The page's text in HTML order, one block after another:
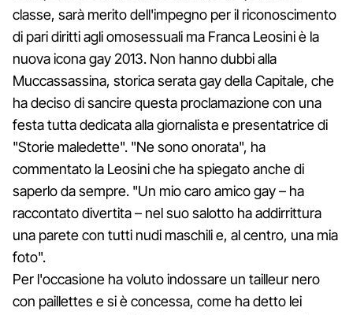
classe, sarà merito dell'impegno per il riconoscimento
di pari diritti agli omosessuali ma Franca Leosini è la
nuova icona gay 2013. Non hanno dubbi alla
Muccassassina, storica serata gay della Capitale, che
ha deciso di sancire questa proclamazione con una
festa tutta dedicata alla giornalista e presentatrice di
"Storie maledette". "Ne sono onorata", ha
commentato la Leosini che ha spiegato anche di
saperlo da sempre. "Un mio caro amico gay – ha
raccontato divertita – nel suo salotto ha addirrittura
una parete con tutti nudi maschili e, al centro, una mia
foto".
Per l'occasione ha voluto indossare un tailleur nero
con paillettes e si è concessa, come ha detto lei